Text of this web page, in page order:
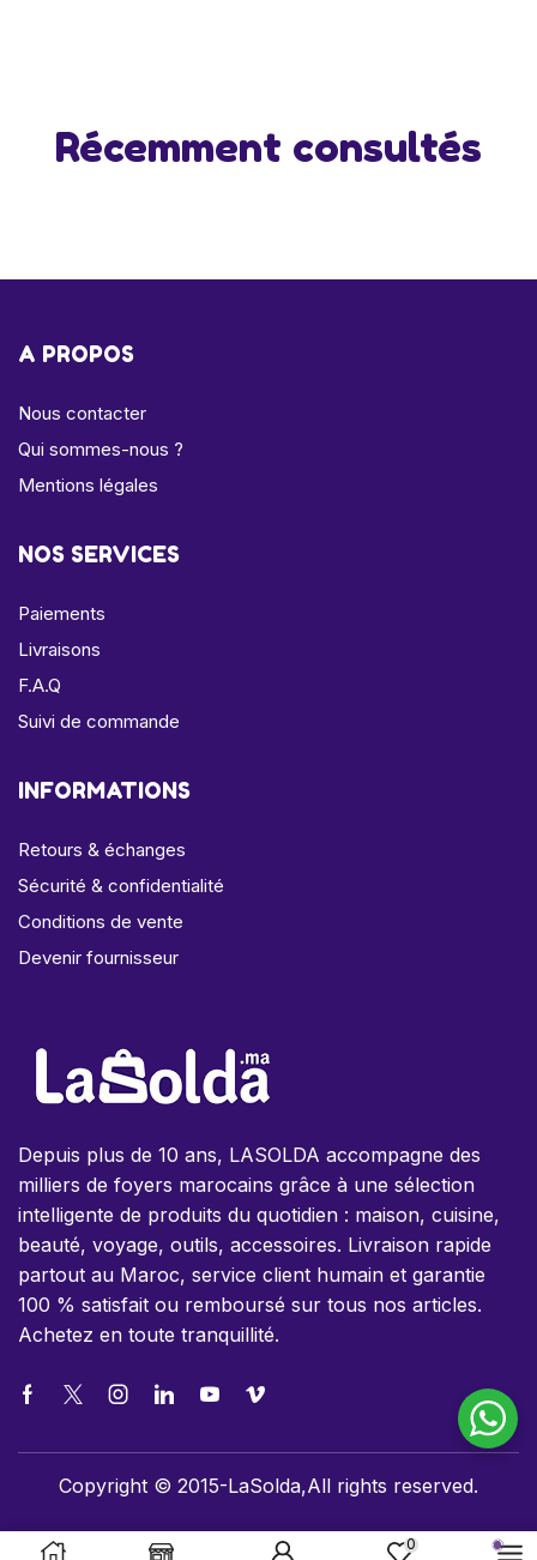
Récemment consultés
A PROPOS
Nous contacter
Qui sommes-nous ?
Mentions légales
NOS SERVICES
Paiements
Livraisons
F.A.Q
Suivi de commande
INFORMATIONS
Retours & échanges
Sécurité & confidentialité
Conditions de vente
Devenir fournisseur
Depuis plus de 10 ans, LASOLDA accompagne des
milliers de foyers marocains grâce à une sélection
intelligente de produits du quotidien : maison, cuisine,
beauté, voyage, outils, accessoires. Livraison rapide
partout au Maroc, service client humain et garantie
100 % satisfait ou remboursé sur tous nos articles.
Achetez en toute tranquillité.
Copyright © 2015-LaSolda,All rights reserved.
0